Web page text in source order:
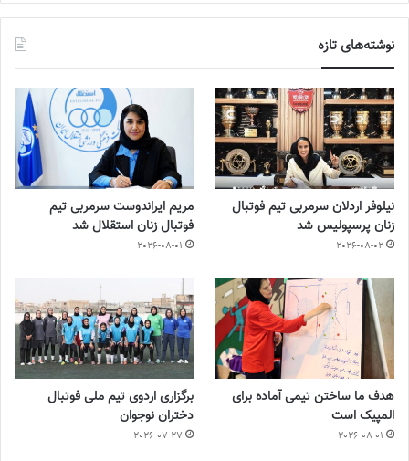
نوشته‌های تازه
نیلوفر اردلان سرمربی تیم فوتبال
زنان پرسپولیس شد
2026-08-02
مریم ایراندوست سرمربی تیم
فوتبال زنان استقلال شد
2026-08-01
هدف ما ساختن تیمی آماده برای
المپیک است
2026-08-01
برگزاری اردوی تیم ملی فوتبال
دختران نوجوان
2026-07-27